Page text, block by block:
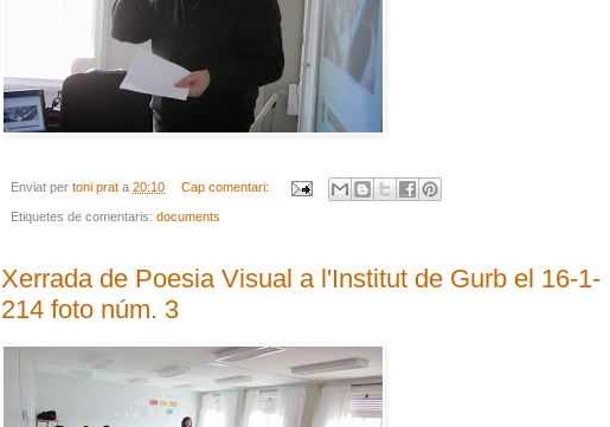
Enviat per toni prat a 20:10 Cap comentari:
Etiquetes de comentaris: documents
Xerrada de Poesia Visual a l'Institut de Gurb el 16-1-
214 foto núm. 3